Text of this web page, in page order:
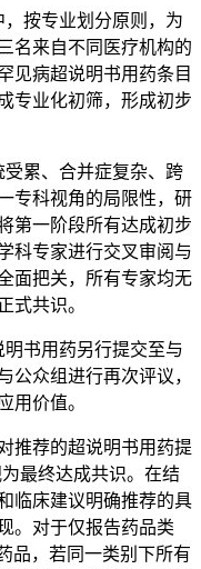
，按专业划分原则，为
名来自不同医疗机构的
见病超说明书用药条目
专业化初筛，形成初步
受累、合并症复杂、跨
专科视角的局限性，研
第一阶段所有达成初步
科专家进行交叉审阅与
面把关，所有专家均无
式共识。
明书用药另行提交至与
公众组进行再次评议，
用价值。
推荐的超说明书用药提
最终达成共识。在结
临床建议明确推荐的具
。对于仅报告药品类
品，若同一类别下所有